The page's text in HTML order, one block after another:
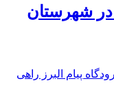
در شهرستان